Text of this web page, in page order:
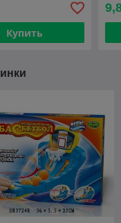
Купить